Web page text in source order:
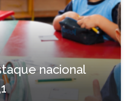
nacional